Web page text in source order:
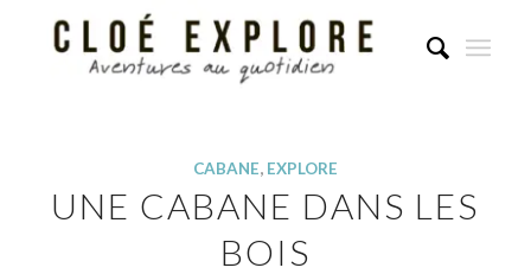
CABANE, EXPLORE
UNE CABANE DANS LES
BOIS